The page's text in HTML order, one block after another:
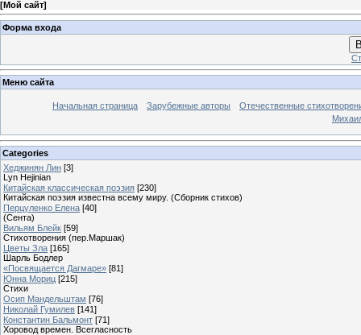
[Мой сайт]
Форма входа
Меню сайта
Начальная страница Зарубежные авторы
Отечественные
Categories
Хеджинян Лин [3]
Lyn Hejinian
Китайская классическая поэзия [230]
Китайская поэзия известна всему миру. (Сборник стихов)
Перцуленко Елена [40]
(Сента)
Вильям Блейк [59]
Стихотворения (пер.Маршак)
Цветы Зла [165]
Шарль Бодлер
«Посвящается Дагмаре» [81]
Юнна Мориц [215]
Стихи
Осип Мандельштам [76]
Николай Гумилев [141]
Константин Бальмонт [71]
Хоровод времен. Всегласность